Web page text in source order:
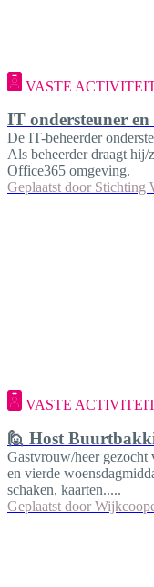
VASTE
IT ondersteuner en
De IT-beheerder
Als beheerder draagt
Office365 omgeving.
Geplaatst door Stichting
VASTE
🙋 Host
Gastvrouw/heer
en vierde
schaken, kaarten.....
Geplaatst door